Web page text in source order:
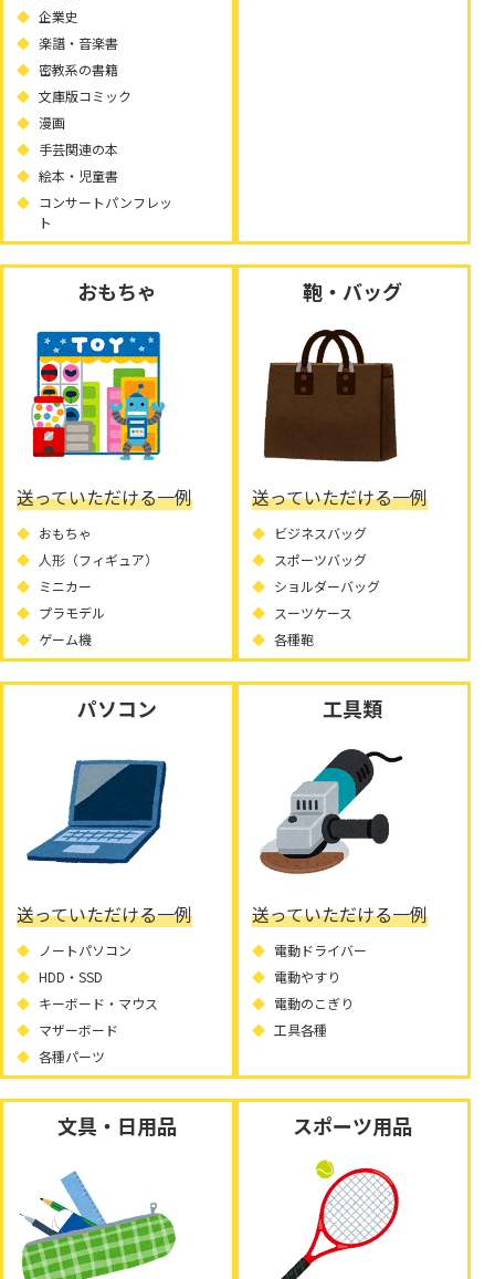
企業史
楽譜・音楽書
密教系の書籍
文庫版コミック
漫画
手芸関連の本
絵本・児童書
コンサートパンフレッ
ト
おもちゃ
送っていただける一例
おもちゃ
人形（フィギュア）
ミニカー
プラモデル
ゲーム機
鞄・バッグ
送っていただける一例
ビジネスバッグ
スポーツバッグ
ショルダーバッグ
スーツケース
各種鞄
パソコン
送っていただける一例
ノートパソコン
HDD・SSD
キーボード・マウス
マザーボード
各種パーツ
工具類
送っていただける一例
電動ドライバー
電動やすり
電動のこぎり
工具各種
文具・日用品 スポーツ用品